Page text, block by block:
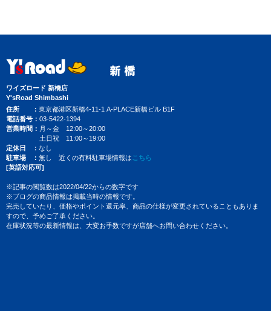
ワイズロード 新橋店
Y'sRoad Shimbashi
住所
東京都港区新橋4-11-1 A-PLACE新橋ビル B1F
電話番号
03-5422-1394
営業時間
月～金 12:00～20:00
土日祝 11:00～19:00
定休日
なし
駐車場
無し 近くの有料駐車場情報は こちら
[英語対応可]
※記事の閲覧数は2022/04/22からの数字です
※ブログの商品情報は掲載当時の情報です。
完売していたり、価格やポイント還元率、商品の仕様が変更されていることもありま
すので、予めご了承ください。
在庫状況等の最新情報は、大変お手数ですが店舗へお問い合わせください。